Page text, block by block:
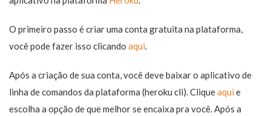
O primeiro passo é criar uma conta gratuita na plataforma,
você pode fazer isso clicando aqui.
Após a criação de sua conta, você deve baixar o aplicativo de
linha de comandos da plataforma (heroku cli). Cliqueaqui e
escolha a opção de que melhor se encaixa pra você. Após a